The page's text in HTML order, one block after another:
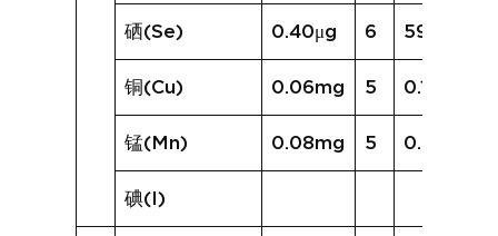
硒(Se) 0.40μg 6 59.83μg
铜(Cu) 0.06mg 5 0.13mg
锰(Mn) 0.08mg 5 0.27mg
碘(I)